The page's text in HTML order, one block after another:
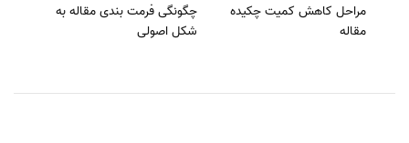
مراحل کاهش کمیت چکیده
مقاله
چگونگی فرمت بندی مقاله به
شکل اصولی